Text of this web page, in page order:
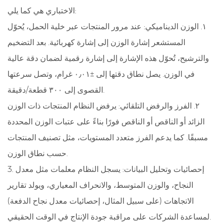
الاختباري هي كما يلي:
١. الوزن الديناميكي: عند مرور المنتجات عبر خلية الحمل، يُحوّل
المستشعر إشارة الوزن إلى إشارة كهربائية. بعد التضخيم
والترشيح، تُحوّل هذه الإشارة إلى إشارة رقمية لضمان دقة عالية
في الوزن. يصل نطاق دقتها إلى ±٠٫٠١ غرام، وتصل سرعتها
القصوى إلى ٣٠٠ قطعة/دقيقة.
٢. الفرز والرفض التلقائي: يرفض النظام المنتجات ذات الوزن
الزائد أو الناقص أو الناقص فورًا بناءً على عتبات الوزن المحددة
مسبقًا. كما يدعم الفرز متعدد المستويات، مثل تصنيف المنتجات
حسب نطاق الوزن.
3. إحصائيات وتحليل البيانات: يسجل النظام معلمات مثل معدل
النجاح، والوزن المتوسط، والانحراف المعياري، ويولد تقارير
الاتجاهات (على سبيل المثال، إحصائيات معدل نجاح الدفعة)
لمساعدة الشركات على مراقبة جودة الإنتاج في الوقت الحقيقي.